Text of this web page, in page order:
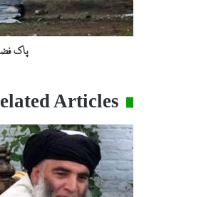
ا
ت
ی
ط
ی
ا
ر
ہ
پاک
Articles